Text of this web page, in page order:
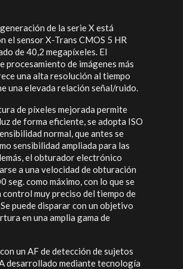
de la serie X está
el sensor X-Trans CMOS 5 HR
de 40,2 megapíxeles. El
procesamiento de imágenes más
una alta resolución al tiempo
una elevada relación señal/ruido.
de píxeles mejorada permite
de forma eficiente, se adopta ISO
normal, que antes se
sensibilidad ampliada para las
el obturador electrónico
a una velocidad de obturación
seg. como máximo, con lo que se
control muy preciso del tiempo de
puede disparar con un objetivo
en una amplia gama de
un AF de detección de sujetos
desarrollado mediante tecnología